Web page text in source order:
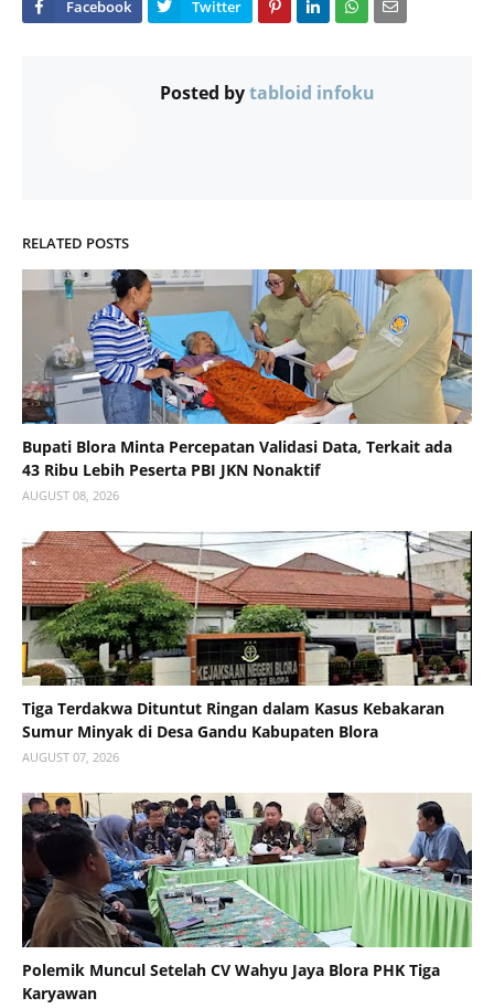
Posted bytabloid infoku
RELATED POSTS
Bupati Blora Minta Percepatan Validasi Data, Terkait ada
43 Ribu Lebih Peserta PBI JKN Nonaktif
AUGUST 08, 2026
Tiga Terdakwa Dituntut Ringan dalam Kasus Kebakaran
Sumur Minyak di Desa Gandu Kabupaten Blora
AUGUST 07, 2026
Polemik Muncul Setelah CV Wahyu Jaya Blora PHK Tiga
Karyawan